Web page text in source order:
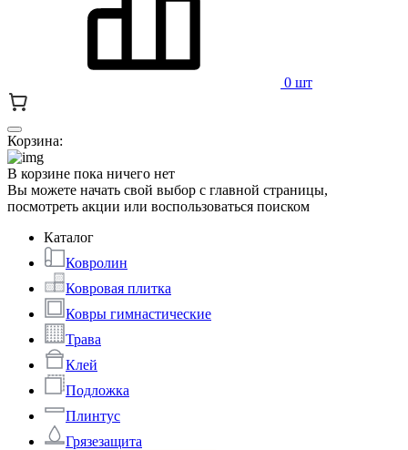
0 шт
Корзина:
В корзине пока ничего нет
Вы можете начать свой выбор с главной страницы,
посмотреть акции или воспользоваться поиском
Каталог
Ковролин
Ковровая плитка
Ковры гимнастические
Трава
Клей
Подложка
Плинтус
Грязезащита